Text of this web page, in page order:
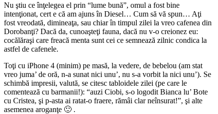
Nu ştiu ce înţelegea el prin “lume bună”, omul a fost bine
intenţionat, cert e că am ajuns în Diesel… Cum să vă spun… Aţi
fost vreodată, dimineaţa, sau chiar în timpul zilei la vreo cafenea din
Dorobanţi? Dacă da, cunoaşteţi fauna, dacă nu v-o creionez eu:
cocălăraşi care freacă menta sunt cei ce semnează zilnic condica la
astfel de cafenele.
Toţi cu iPhone 4 (minim) pe masă, la vedere, de bebelou (am stat
vreo juma’ de oră, n-a sunat nici unu’, nu s-a vorbit la nici unu’). Se
schimbă impresii, valută, se citesc tabloidele zilei (pe care le
comentează cu barmanii!): “auzi Ciobi, s-o logodit Bianca lu’ Bote
cu Cristea, şi p-asta ai ratat-o fraere, rămâi clar neînsurat!”, şi alte
asemenea aroganţe 🙂 .